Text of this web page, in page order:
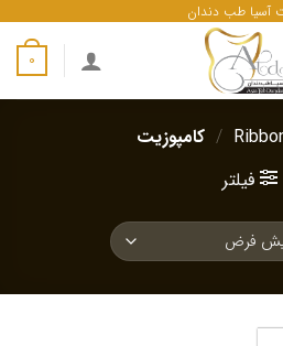
آسیا طب دندان
0
/ کامپوزیت
فیلتر